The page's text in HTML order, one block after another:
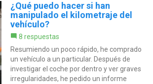
¿Qué puedo hacer si han
manipulado el kilometraje del
vehículo?
8 respuestas
Resumiendo un poco rápido, he comprado
un vehículo a un particular. Después de
investigar el coche por dentro y ver graves
irregularidades, he pedido un informe